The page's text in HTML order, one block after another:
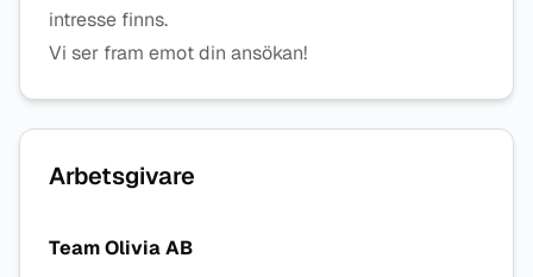
intresse finns.
Vi ser fram emot din ansökan!
Arbetsgivare
Team Olivia AB